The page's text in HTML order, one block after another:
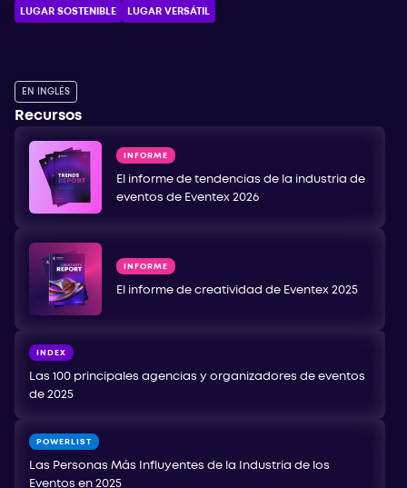
LUGAR SOSTENIBLE LUGAR VERSÁTIL
EN INGLÉS
Recursos
INFORME
El informe de tendencias de la industria de
eventos de Eventex 2026
INFORME
El informe de creatividad de Eventex 2025
INDEX
Las 100 principales agencias y organizadores de eventos
de 2025
POWERLIST
Las Personas Más Influyentes de la Industria de los
Eventos en 2025